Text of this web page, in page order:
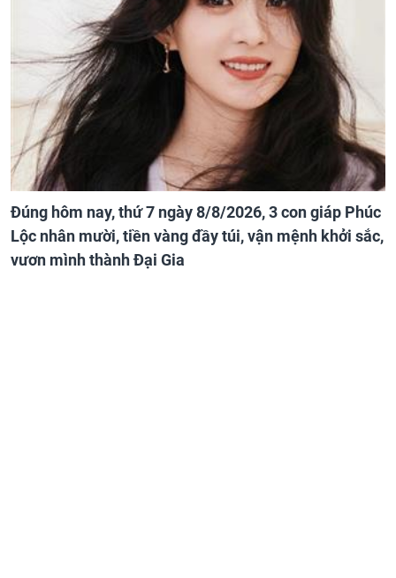
Đúng hôm nay, thứ 7 ngày 8/8/2026, 3 con giáp Phúc
Lộc nhân mười, tiền vàng đầy túi, vận mệnh khởi sắc,
vươn mình thành Đại Gia